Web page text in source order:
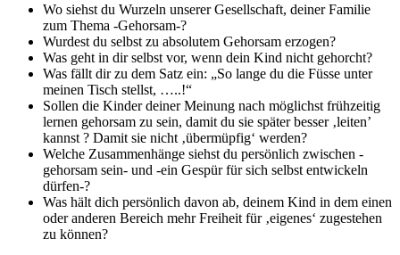
Wo siehst du Wurzeln unserer Gesellschaft, deiner Familie
zum Thema -Gehorsam-?
Wurdest du selbst zu absolutem Gehorsam erzogen?
Was geht in dir selbst vor, wenn dein Kind nicht gehorcht?
Was fällt dir zu dem Satz ein: „So lange du die Füsse unter
meinen Tisch stellst, …..!“
Sollen die Kinder deiner Meinung nach möglichst frühzeitig
lernen gehorsam zu sein, damit du sie später besser ‚leiten’
kannst ? Damit sie nicht ‚übermüpfig‘ werden?
Welche Zusammenhänge siehst du persönlich zwischen -
gehorsam sein- und -ein Gespür für sich selbst entwickeln
dürfen-?
Was hält dich persönlich davon ab, deinem Kind in dem einen
oder anderen Bereich mehr Freiheit für ‚eigenes‘ zugestehen
zu können?